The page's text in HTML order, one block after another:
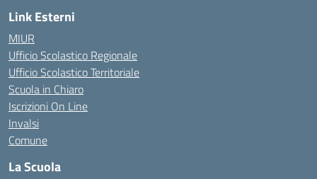
Link Esterni
MIUR
Ufficio Scolastico Regionale
Ufficio Scolastico Territoriale
Scuola in Chiaro
Iscrizioni On Line
Invalsi
Comune
La Scuola